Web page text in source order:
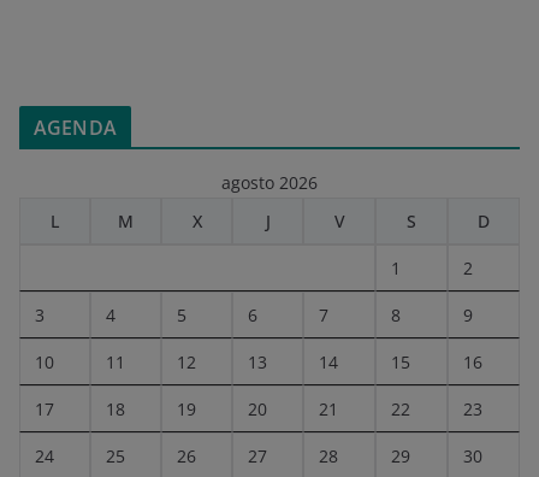
AGENDA
agosto 2026
L
M X J V S D
1 2
3 4 5 6 7 8 9
10 11 12 13 14 15 16
17 18 19 20 21 22 23
24 25 26 27 28 29 30